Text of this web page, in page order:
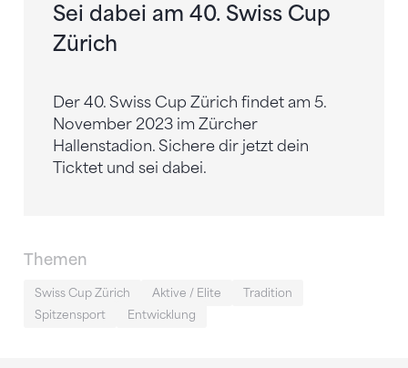
Sei dabei am 40. Swiss Cup
Zürich
Der 40. Swiss Cup Zürich findet am 5.
November 2023 im Zürcher
Hallenstadion. Sichere dir jetzt dein
Ticktet und sei dabei.
Themen
Swiss Cup Zürich Aktive / Elite
Tradition
Spitzensport
Entwicklung